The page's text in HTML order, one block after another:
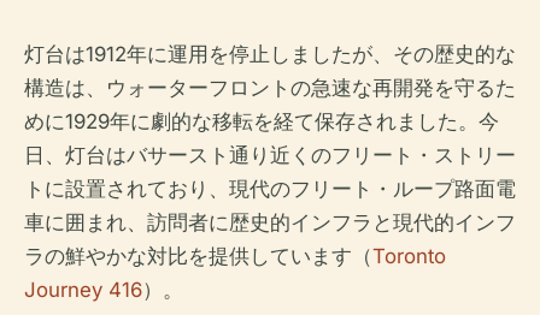
灯台は1912年に運用を停止しましたが、その歴史的な
構造は、ウォーターフロントの急速な再開発を守るた
めに1929年に劇的な移転を経て保存されました。今
日、灯台はバサースト通り近くのフリート・ストリー
トに設置されており、現代のフリート・ループ路面電
車に囲まれ、訪問者に歴史的インフラと現代的インフ
ラの鮮やかな対比を提供しています（Toronto
Journey 416）。